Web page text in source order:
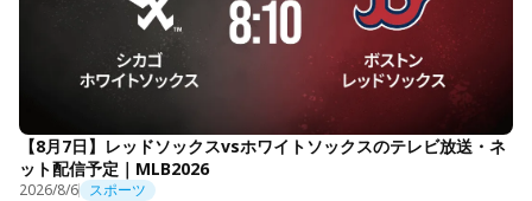
【8月7日】レッドソックスvsホワイトソックスのテレビ放送・ネ
ット配信予定｜MLB2026
2026/8/6 スポーツ